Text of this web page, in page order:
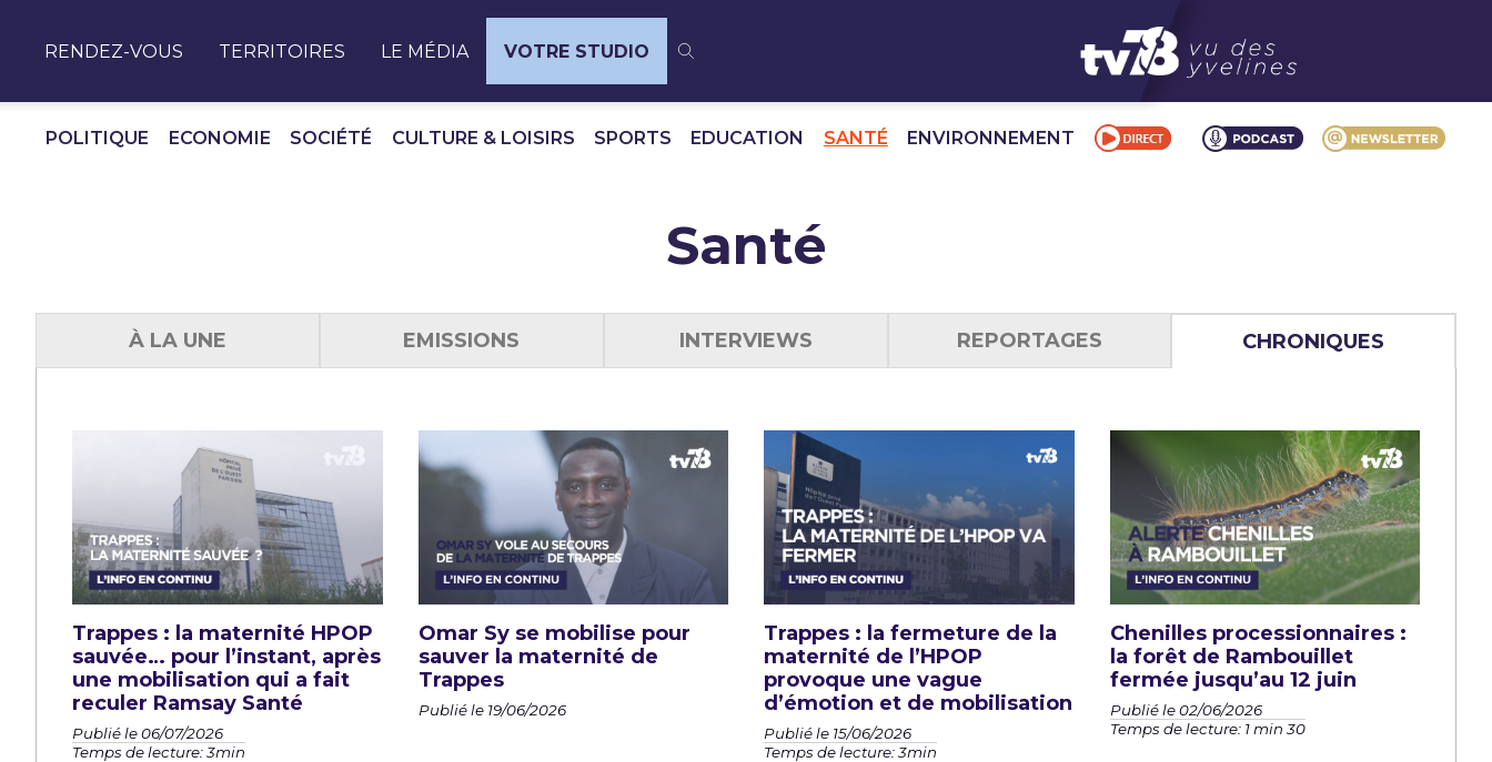
RENDEZ-VOUS TERRITOIRES LE MÉDIA VOTRE STUDIO
POLITIQUE ECONOMIE SOCIÉTÉ CULTURE & LOISIRS SPORTS EDUCATION SANTÉ ENVIRONNEMENT
Santé
À LA UNE EMISSIONS INTERVIEWS REPORTAGES CHRONIQUES
Trappes : la maternité HPOP
sauvée… pour l’instant, après
une mobilisation qui a fait
reculer Ramsay Santé
Publié le 06/07/2026
Temps de lecture: 3min
Omar Sy se mobilise pour
sauver la maternité de
Trappes
Publié le 19/06/2026
Trappes : la fermeture de la
maternité de l’HPOP
provoque une vague
d’émotion et de mobilisation
Publié le 15/06/2026
Temps de lecture: 3min
Chenilles processionnaires :
la forêt de Rambouillet
fermée jusqu’au 12 juin
Publié le 02/06/2026
Temps de lecture: 1 min 30